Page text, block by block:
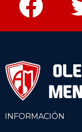
INFORMACIÓN